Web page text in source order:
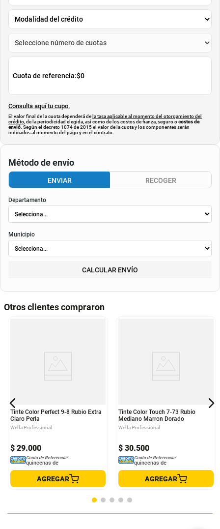
Cuota de referencia:$0
Consulta aquí tu cupo.
El valor final de la cuota dependerá de la tasa aplicable al momento del otorgamiento del
crédito , de la periodicidad elegida, así como de los costos de fianza, seguro ocostos de
envió. Según el decreto 1074 de 2015 el valor de la cuota y los componentes serán
indicados al momento del pago y en el contrato.
Método de envío
ENVIAR RECOGER
Departamento
Municipio
CALCULAR ENVÍO
Otros clientes compraron
Tinte Color Perfect 9-8 Rubio Extra
Claro Perla
Wella Professional
$ 29.000
Cuota de Referencia*
quincenas de
AGREGAR
Tinte Color Touch 7-73 Rubio
Mediano Marron Dorado
Wella Professional
$ 30.500
Cuota de Referencia*
quincenas de
AGREGAR